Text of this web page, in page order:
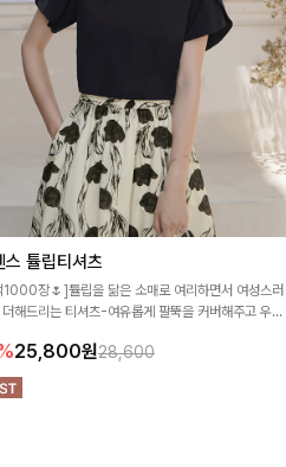
스 튤립티셔츠
1000장🌷]튤립을 닮은 소매로 여리하면서 여성스러
해드리는 티셔츠-여유롭게 팔뚝을 커버해주고 우아
25,800원28,600